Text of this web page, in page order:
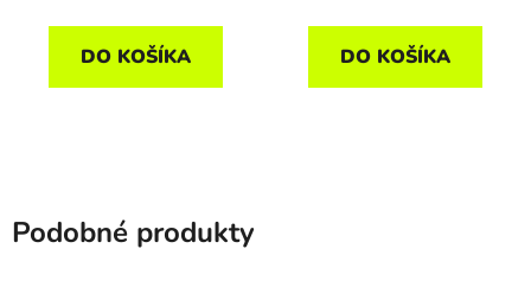
DO KOŠÍKA DO KOŠÍKA
Podobné produkty